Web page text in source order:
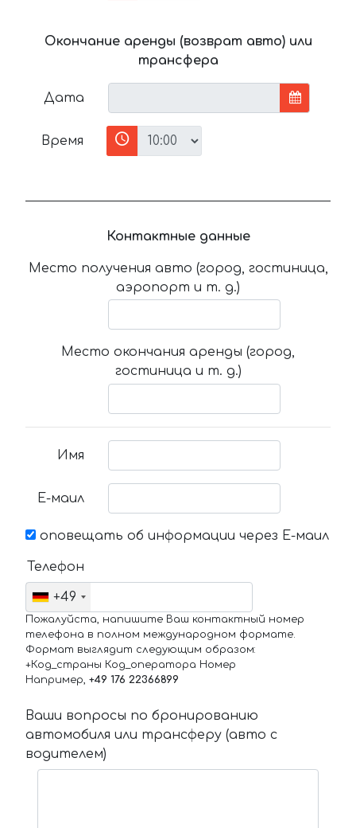
Окончание аренды (возврат авто) или
трансфера
Дата
Время
Контактные данные
Место получения авто (город, гостиница,
аэропорт и т. д.)
Место окончания аренды (город,
гостиница и т. д.)
Имя
Е-маил
оповещать об информации через Е-маил
Телефон
+49
Пожалуйста, напишите Ваш контактный номер
телефона в полном международном формате.
Формат выглядит следующим образом:
+Код_страны Код_оператора Номер
Например, +49 176 22366899
Ваши вопросы по бронированию
автомобиля или трансферу (авто с
водителем)